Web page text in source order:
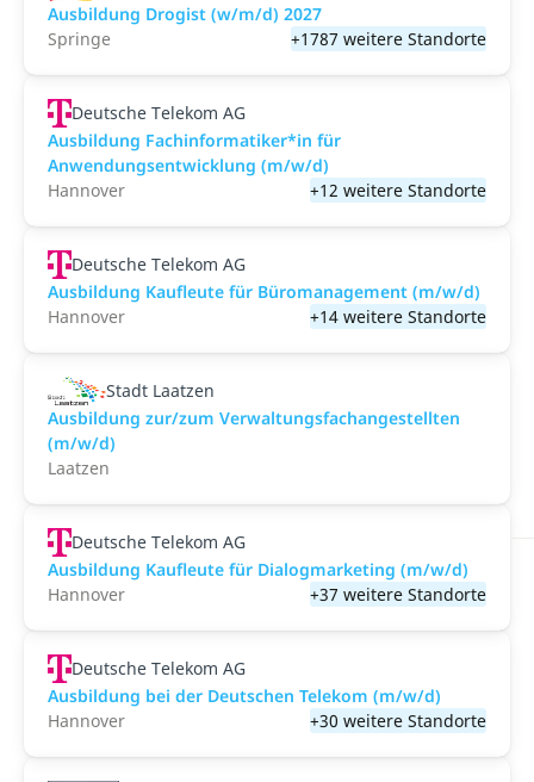
Ausbildung Drogist (w/m/d) 2027
Springe
+1787 weitere Standorte
Deutsche Telekom AG
Ausbildung Fachinformatiker*in für
Anwendungsentwicklung (m/w/d)
Hannover
+12 weitere Standorte
Deutsche Telekom AG
Ausbildung Kaufleute für Büromanagement (m/w/d)
Hannover
+14 weitere Standorte
Stadt Laatzen
Ausbildung zur/zum Verwaltungsfachangestellten
(m/w/d)
Laatzen
Deutsche Telekom AG
Ausbildung Kaufleute für Dialogmarketing (m/w/d)
Hannover
+37 weitere Standorte
Deutsche Telekom AG
Ausbildung bei der Deutschen Telekom (m/w/d)
Hannover
+30 weitere Standorte